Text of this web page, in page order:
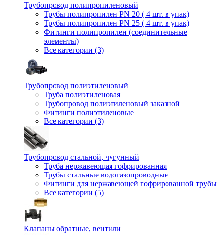
Трубопровод полипропиленовый
Трубы полипропилен PN 20 ( 4 шт. в упак)
Трубы полипропилен PN 25 ( 4 шт. в упак)
Фитинги полипропилен (cоединительные
элементы)
Все категории (3)
Трубопровод полиэтиленовый
Труба полиэтиленовая
Трубопровод полиэтиленовый заказной
Фитинги полиэтиленовые
Все категории (3)
Трубопровод стальной, чугунный
Труба нержавеющая гофрированная
Трубы стальные водогазопроводные
Фитинги для нержавеющей гофрированной трубы
Все категории (5)
Клапаны обратные, вентили